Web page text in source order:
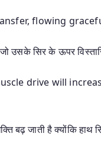
flowing
उसके सिर के ऊपर
drive will
बढ़ जाती है क्योंकि